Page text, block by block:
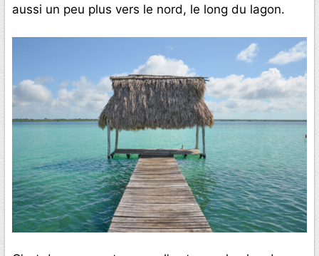
aussi un peu plus vers le nord, le long du lagon.